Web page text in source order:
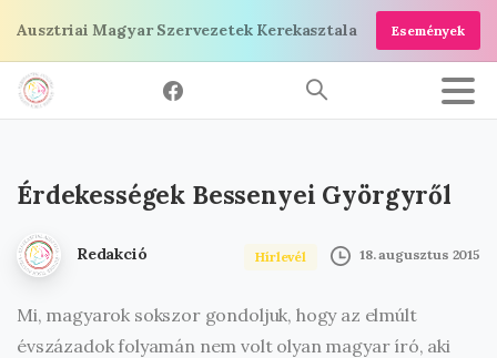
tartalomra
Ausztriai Magyar Szervezetek Kerekasztala Események
Érdekességek Bessenyei Györgyről
Redakció Hírlevél 18. augusztus 2015
Mi, magyarok sokszor gondoljuk, hogy az elmúlt
évszázadok folyamán nem volt olyan magyar író, aki